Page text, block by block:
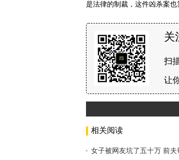
是法律的制裁，这件凶杀案也
关
扫
让
相关阅读
女子被网友坑了五十万 前